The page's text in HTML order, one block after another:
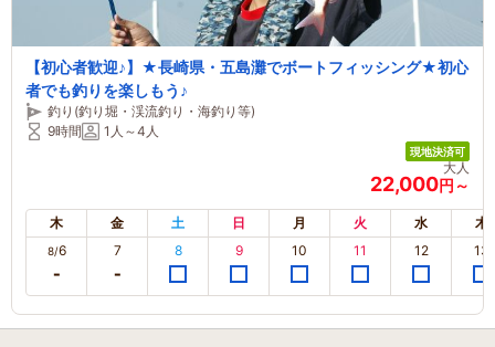
【初心者歓迎♪】★長崎県・五島灘でボートフィッシング★初心
者でも釣りを楽しもう♪
釣り(釣り堀・渓流釣り・海釣り等)
9時間
1人～4人
現地決済可
大人
22,000円～
木 金 土 日 月 火 水 木
8/6 7 8 9 10 11 12 13